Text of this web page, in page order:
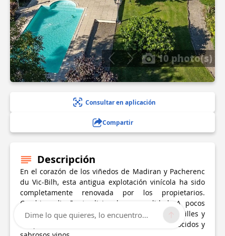
10 photo(s)
Consultar en aplicación
Compartir
Descripción
En el corazón de los viñedos de Madiran y Pacherenc
du Vic-Bilh, esta antigua explotación vinícola ha sido
completamente renovada por los propietarios.
Combina diseño tradicional y comodidad. A pocos
kilómetros de la bodega cooperativa de Crouseilles y
del pueblo de Madiran, descubra estos reconocidos y
Dime lo que quieres, lo encuentro...